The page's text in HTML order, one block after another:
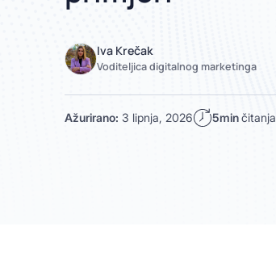
Iva Krečak
Voditeljica digitalnog marketinga
Ažurirano: 3 lipnja, 2026 5minčitanja